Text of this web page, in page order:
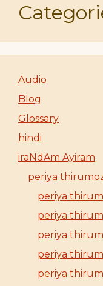
Audio
Blog
Glossary
hindi
iraNdAm Ayiram
periya
periya
periya
periya
periya
periya